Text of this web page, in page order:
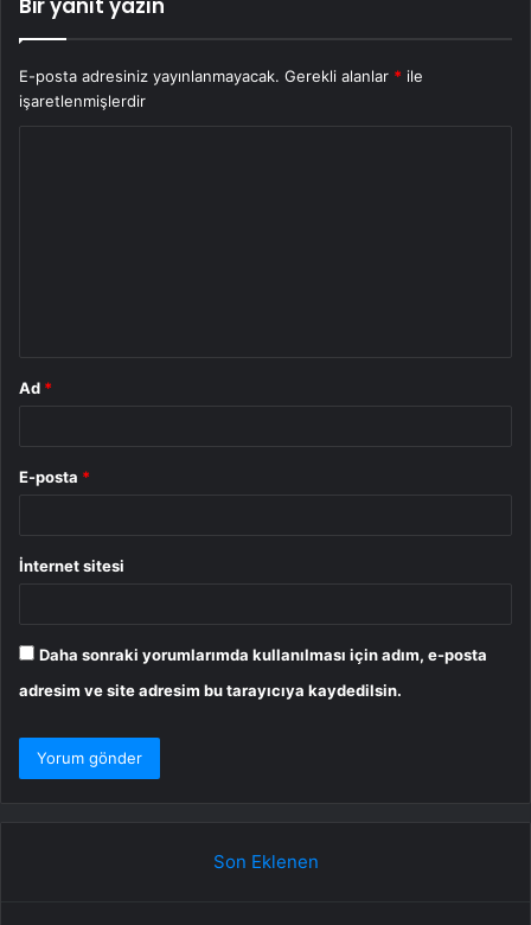
Bir yanıt yazın
E-posta adresiniz yayınlanmayacak. Gerekli alanlar * ile
işaretlenmişlerdir
Ad *
E-posta *
İnternet sitesi
Daha sonraki yorumlarımda kullanılması için adım, e-posta
adresim ve site adresim bu tarayıcıya kaydedilsin.
Son Eklenen